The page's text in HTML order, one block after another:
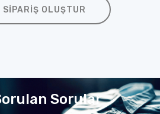
SIPARIŞ OLUŞTUR
Sorular